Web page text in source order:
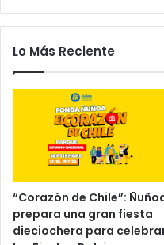
Lo Más Reciente
“Corazón de Chile”:
prepara una gran fiesta
dieciochera para